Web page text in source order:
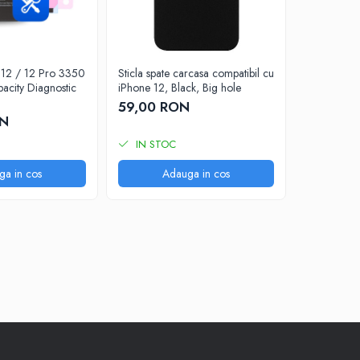
/ 12 Pro 3350
Diagnostic
in cos
Sticla spate carcasa compatibil cu
iPhone 12, Black, Big hole
59,00 RON
IN STOC
Adauga in cos